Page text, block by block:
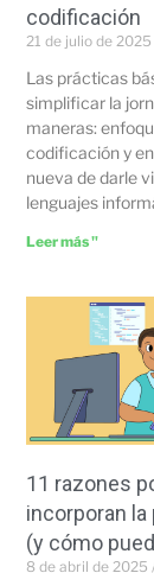
codificación
21 de julio de 2025
Las prácticas
simplificar la
maneras:
codificación y
nueva de darle
lenguajes
Leer más "
11 razones
incorporan
(y cómo
8 de abril de 2025